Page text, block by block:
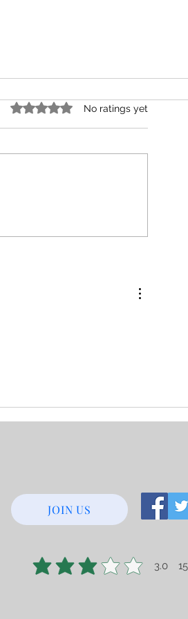
ତ୍ରିରଙ୍ଗା
ସବୁଠୁ ସୁନ୍ଦର ପତାକା ମୋର ତ୍ରିରଙ୍ଗା ଅଟଇ
Rated 0 out of 5 stars.
No ratings yet
JOIN US
3.0
average rating is 3 out of 5,